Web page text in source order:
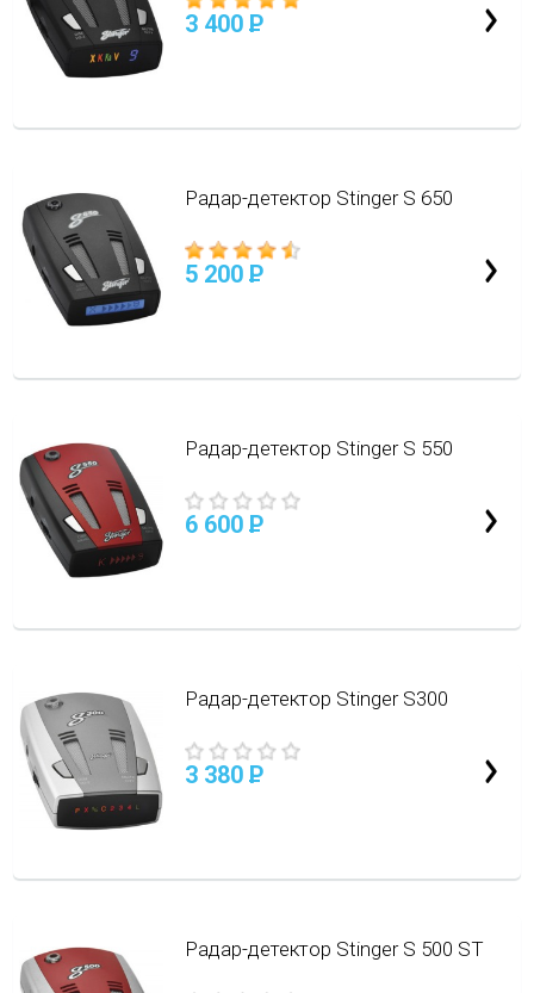
3 400 P
Радар-детектор Stinger S 650
5 200 P
Радар-детектор Stinger S 550
6 600 P
Радар-детектор Stinger S300
3 380 P
Радар-детектор Stinger S 500 ST